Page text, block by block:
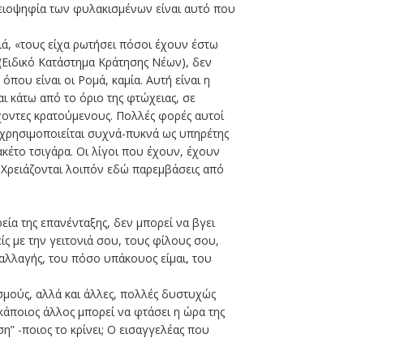
των φυλακισμένων είναι αυτό που
«τους είχα ρωτήσει πόσοι έχουν έστω
Κατάστημα Κράτησης Νέων), δεν
είναι οι Ρομά, καμία. Αυτή είναι η
κάτω από το όριο της φτώχειας, σε
κρατούμενους. Πολλές φορές αυτοί
συχνά-πυκνά ως υπηρέτης
τσιγάρα. Οι λίγοι που έχουν, έχουν
λοιπόν εδώ παρεμβάσεις από
της επανένταξης, δεν μπορεί να βγει
με την γειτονιά σου, τους φίλους σου,
του πόσο υπάκουος είμαι, του
αλλά και άλλες, πολλές δυστυχώς
άλλος μπορεί να φτάσει η ώρα της
-ποιος το κρίνει; Ο εισαγγελέας που